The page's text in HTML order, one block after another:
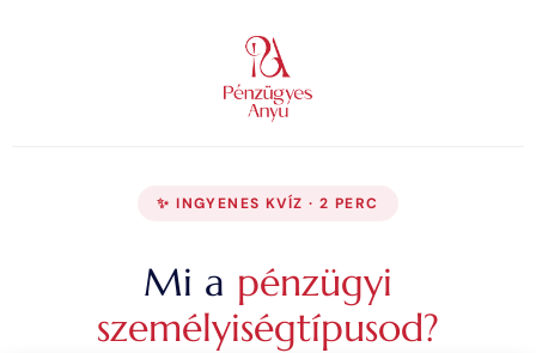
✨ INGYENES KVÍZ · 2 PERC
Mi a pénzügyi
személyiségtípusod?